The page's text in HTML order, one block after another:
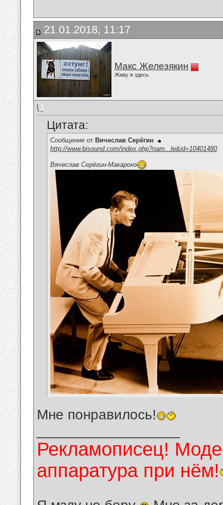
21.01.2018, 11:17
Макс Железякин
Живу я здесь
Цитата:
Сообщение от Вячеслав Серёгин
http://www.bisound.com/index.php?nam...le&id=10401480
Вячеслав Серёгин-Макаронэ
Мне понравилось!
Рекламописец!
аппаратура при нём!